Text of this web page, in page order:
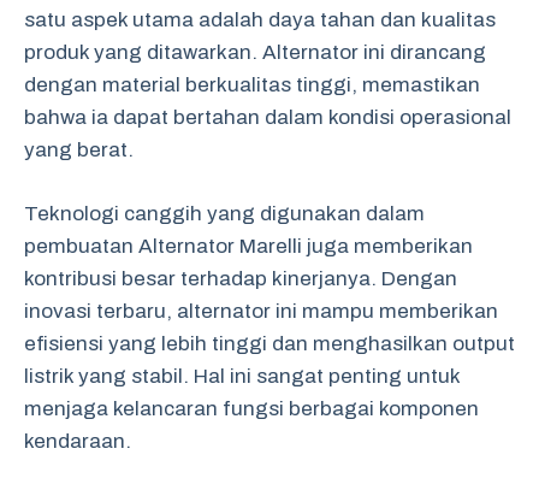
satu aspek utama adalah daya tahan dan kualitas
produk yang ditawarkan. Alternator ini dirancang
dengan material berkualitas tinggi, memastikan
bahwa ia dapat bertahan dalam kondisi operasional
yang berat.
Teknologi canggih yang digunakan dalam
pembuatan Alternator Marelli juga memberikan
kontribusi besar terhadap kinerjanya. Dengan
inovasi terbaru, alternator ini mampu memberikan
efisiensi yang lebih tinggi dan menghasilkan output
listrik yang stabil. Hal ini sangat penting untuk
menjaga kelancaran fungsi berbagai komponen
kendaraan.